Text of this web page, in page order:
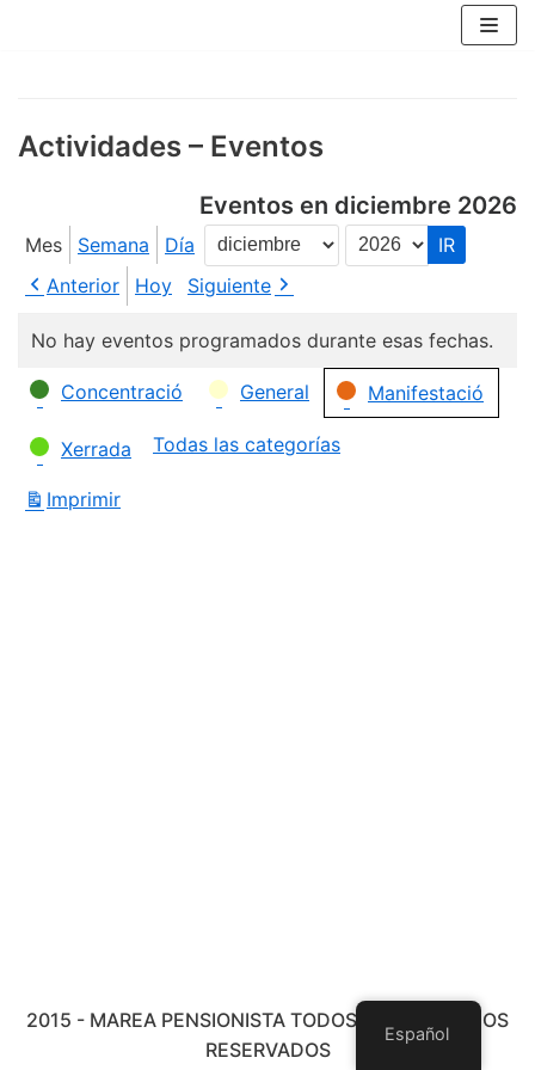
Actividades – Eventos
Eventos en diciembre 2026
Mes Semana Día
Mes
Año
Anterior
Hoy Siguiente
No hay eventos programados durante esas fechas.
Categorías
Concentració General Manifestació
Xerrada Todas las categorías
Imprimir
2015 - MAREA PENSIONISTA TODOS LOS DERECHOS
RESERVADOS
Español